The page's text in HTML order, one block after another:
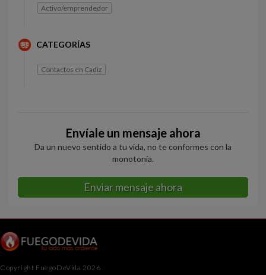
Activo/emprendedor
CATEGORÍAS
Contactos en Cadiz
Envíale un mensaje ahora
Da un nuevo sentido a tu vida, no te conformes con la
monotonía.
Enviar mensaje ahora
Copyright FuegoDeVida 2026